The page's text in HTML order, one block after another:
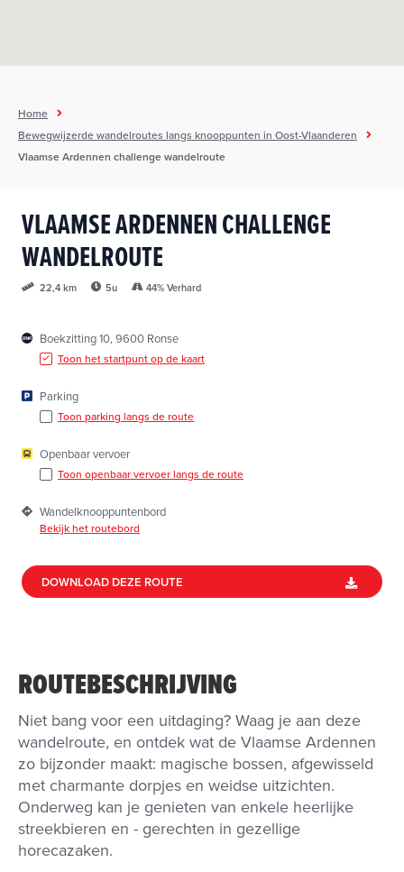
u
VLAAMSE ARDENNEN CHALLENGE
WANDELROUTE
22,4 km 5u 44% Verhard
Boekzitting 10, 9600 Ronse
Toon het startpunt op de kaart
Parking
Toon parking langs de route
Openbaar vervoer
Toon openbaar vervoer langs de route
Wandelknooppuntenbord
Bekijk het routebord
DOWNLOAD DEZE ROUTE
Home
Bewegwijzerde wandelroutes langs knooppunten in Oost-Vlaanderen
Vlaamse Ardennen challenge wandelroute
ROUTEBESCHRIJVING
Niet bang voor een uitdaging? Waag je aan deze
wandelroute, en ontdek wat de Vlaamse Ardennen
zo bijzonder maakt: magische bossen, afgewisseld
met charmante dorpjes en weidse uitzichten.
Onderweg kan je genieten van enkele heerlijke
streekbieren en - gerechten in gezellige
horecazaken.